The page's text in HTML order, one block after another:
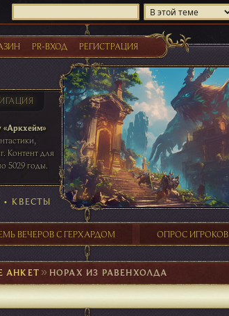
PR-ВХОД РЕГИСТРАЦИЯ
Контент для
5029 годы.
24 ПОСТОВ
• КВЕСТЫ
ВЕЧЕРОВ С ГЕРХАРДОМ ОПРОС ИГРОКОВ
АНКЕТ ►НОРАХ ИЗ РАВЕНХОЛДА